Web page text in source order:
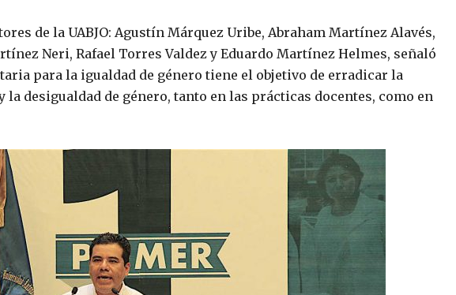
de la UABJO: Agustín Márquez Uribe, Abraham Martínez Alavés,
Neri, Rafael Torres Valdez y Eduardo Martínez Helmes, señaló
para la igualdad de género tiene el objetivo de erradicar la
desigualdad de género, tanto en las prácticas docentes, como en